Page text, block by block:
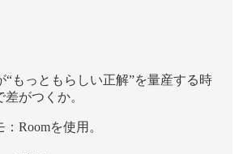
“もっともらしい正解”を量産する時
がつくか。
Roomを使用。